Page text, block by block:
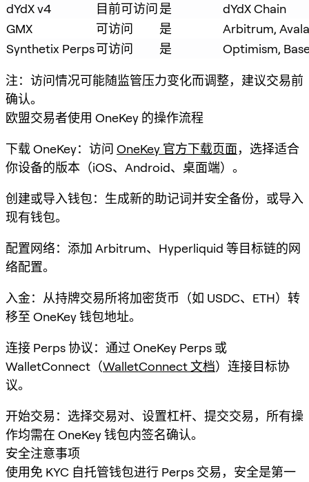
dYdX v4
目前可访问是
dYdX Chain
GMX
可访问 是
Arbitrum,
Synthetix Perps可访问 是 Optimism,
注：访问情况可能随监管压力变化而调整，建议交易前
确认。
欧盟交易者使用 OneKey 的操作流程
下载 OneKey：访问 OneKey 官方下载页面，选择适合
你设备的版本（iOS、Android、桌面端）。
创建或导入钱包：生成新的助记词并安全备份，或导入
现有钱包。
配置网络：添加 Arbitrum、Hyperliquid 等目标链的网
络配置。
入金：从持牌交易所将加密货币（如 USDC、ETH）转
移至 OneKey 钱包地址。
连接 Perps 协议：通过 OneKey Perps 或
WalletConnect（WalletConnect 文档）连接目标协
议。
开始交易：选择交易对、设置杠杆、提交交易，所有操
作均需在 OneKey 钱包内签名确认。
安全注意事项
使用免 KYC 自托管钱包进行 Perps 交易，安全是第一